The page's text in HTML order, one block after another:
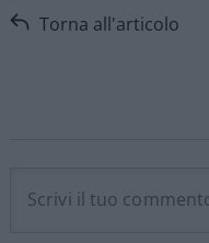
Torna all'articolo